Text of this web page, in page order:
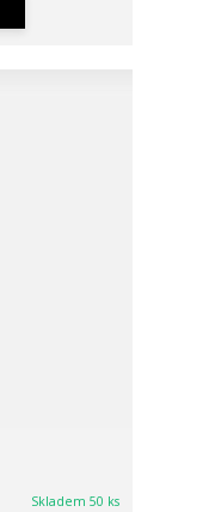
Skladem 50 ks